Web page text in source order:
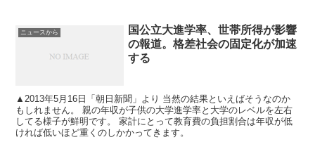
ニュースから
国公立大進学率、世帯所得が影響
の報道。格差社会の固定化が加速
する
▲2013年5月16日「朝日新聞」より 当然の結果といえばそうなのか
もしれません。 親の年収が子供の大学進学率と大学のレベルを左右
してる様子が鮮明です。 家計にとって教育費の負担割合は年収が低
ければ低いほど重くのしかかってきます。